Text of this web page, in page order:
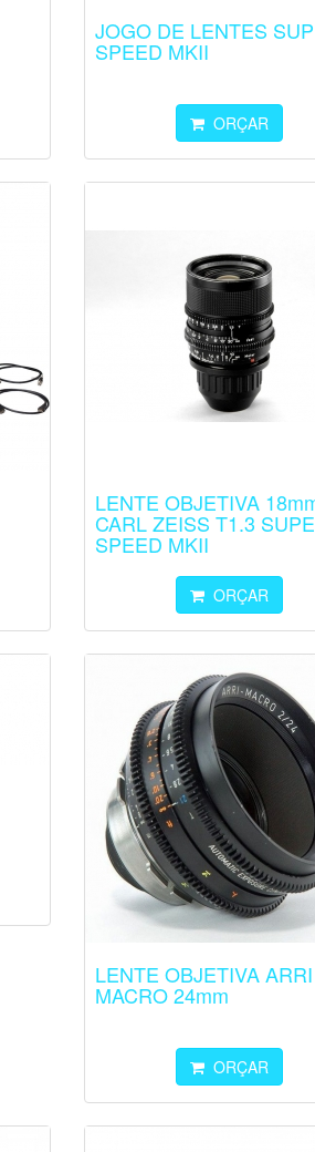
JOGO DE LENTES
SPEED MKII
ORÇAR
LENTE OBJETIVA
CARL ZEISS T1.3
SPEED MKII
ORÇAR
LENTE OBJETIVA ARRI
MACRO 24mm
ORÇAR